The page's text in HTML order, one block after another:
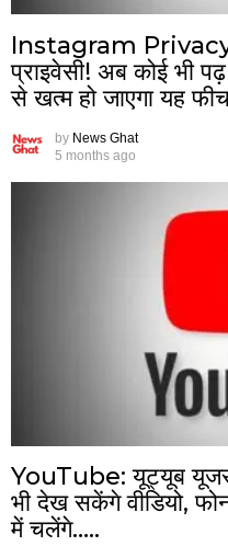
Instagram Privacy :
प्राइवेसी! अब कोई भी
से खत्म हो जाएगा यह
by News Ghat
5 months ago
YouTube: यूट्यूब
भी देख सकेंगे वीडियो,
में चलेंगे…..